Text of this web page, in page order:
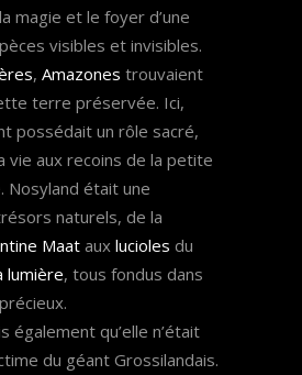
magie et le foyer d’une
visibles et invisibles.
, Amazones trouvaient
terre préservée. Ici,
possédait un rôle sacré,
vie aux recoins de la petite
Nosyland était une
naturels, de la
Maat aux lucioles du
lumière, tous fondus dans
également qu’elle n’était
du géant Grossilandais.